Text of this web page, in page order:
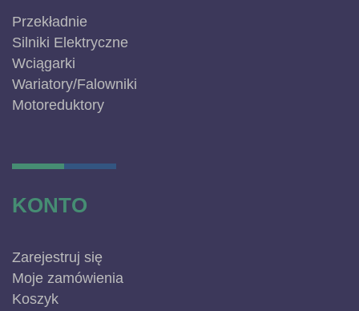
Przekładnie
Silniki Elektryczne
Wciągarki
Wariatory/Falowniki
Motoreduktory
KONTO
Zarejestruj się
Moje zamówienia
Koszyk